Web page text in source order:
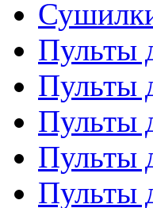
Пульты
Пульты
Пульты
Пульты
Пульты